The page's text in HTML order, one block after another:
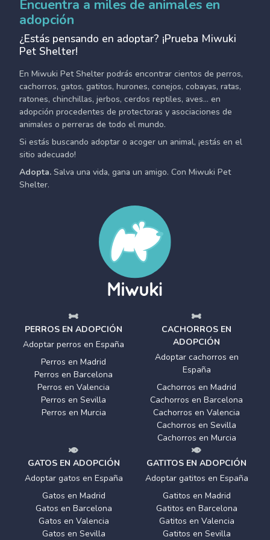
Encuentra a miles de animales en
adopción
¿Estás pensando en adoptar? ¡Prueba Miwuki
Pet Shelter!
En Miwuki Pet Shelter podrás encontrar cientos de perros,
cachorros, gatos, gatitos, hurones, conejos, cobayas, ratas,
ratones, chinchillas, jerbos, cerdos reptiles, aves... en
adopción procedentes de protectoras y asociaciones de
animales o perreras de todo el mundo.
Si estás buscando adoptar o acoger un animal, ¡estás en el
sitio adecuado!
Adopta. Salva una vida, gana un amigo. Con Miwuki Pet
Shelter.
PERROS EN ADOPCIÓN
Adoptar perros en España
Perros en Madrid
Perros en Barcelona
Perros en Valencia
Perros en Sevilla
Perros en Murcia
CACHORROS EN
ADOPCIÓN
Adoptar cachorros en
España
Cachorros en Madrid
Cachorros en Barcelona
Cachorros en Valencia
Cachorros en Sevilla
Cachorros en Murcia
GATOS EN ADOPCIÓN
Adoptar gatos en España
Gatos en Madrid
Gatos en Barcelona
Gatos en Valencia
Gatos en Sevilla
GATITOS EN ADOPCIÓN
Adoptar gatitos en España
Gatitos en Madrid
Gatitos en Barcelona
Gatitos en Valencia
Gatitos en Sevilla